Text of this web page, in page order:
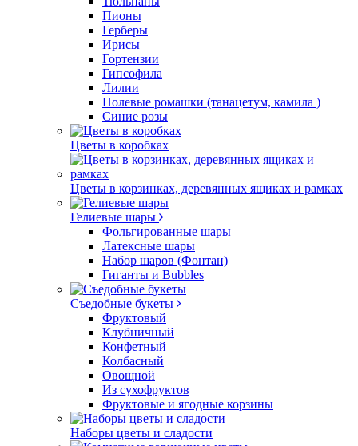
Пионы
Герберы
Ирисы
Гортензии
Гипсофила
Лилии
Полевые ромашки (танацетум, камила )
Синие розы
Цветы в коробках
Цветы в корзинках, деревянных ящиках и рамках
Гелиевые шары
Фольгированные шары
Латексные шары
Набор шаров (Фонтан)
Гиганты и Bubbles
Съедобные букеты
Фруктовый
Клубничный
Конфетный
Колбасный
Овощной
Из сухофруктов
Фруктовые и ягодные корзины
Наборы цветы и сладости